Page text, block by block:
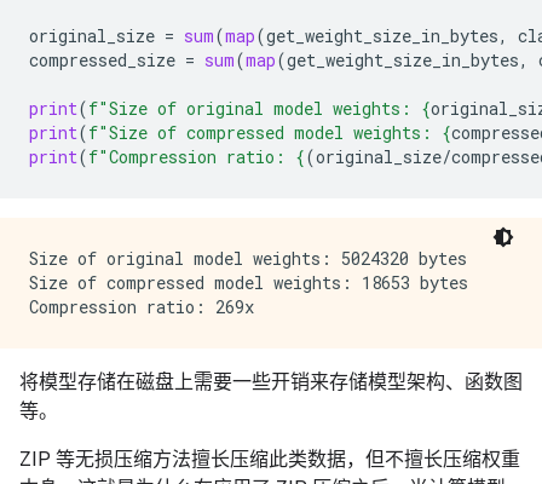
original_size = sum(map(get_weight_size_in_bytes,
compressed_size = sum(map(get_weight_size_in_bytes,
print(f"Size of original model weights: {
print(f"Size of compressed model weights: {
print(f"Compression ratio: {(original_size/
Size of original model weights: 5024320 bytes
Size of compressed model weights: 18653 bytes
将模型存储在磁盘上需要一些开销来存储模型架构、函数图
等。
ZIP 等无损压缩方法擅长压缩此类数据，但不擅长压缩权重